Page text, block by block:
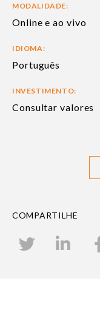
MODALIDADE:
Online e ao vivo
IDIOMA:
Português
INVESTIMENTO:
Consultar valores
COMPARTILHE